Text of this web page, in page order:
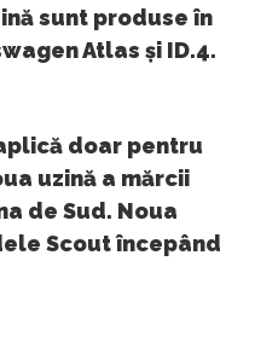
sunt produse în
Atlas și ID.4.
doar pentru
uzină a mărcii
de Sud. Noua
Scout începând